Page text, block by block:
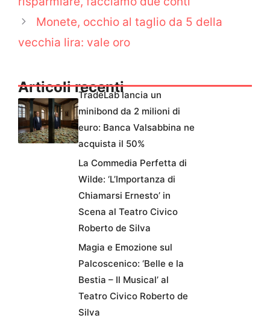
Monete, occhio al taglio da 5 della
vecchia lira: vale oro
Articoli recenti
TradeLab lancia un
minibond da 2 milioni di
euro: Banca Valsabbina ne
acquista il 50%
La Commedia Perfetta di
Wilde: ‘L’Importanza di
Chiamarsi Ernesto’ in
Scena al Teatro Civico
Roberto de Silva
Magia e Emozione sul
Palcoscenico: ‘Belle e la
Bestia – Il Musical’ al
Teatro Civico Roberto de
Silva